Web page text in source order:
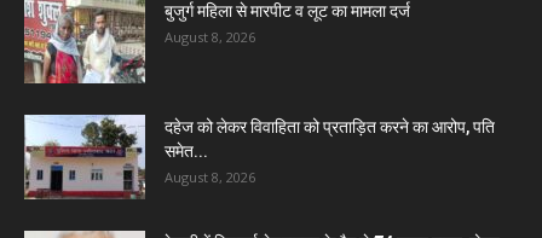
बुजुर्ग महिला से मारपीट व लूट का मामला दर्ज
August 8, 2026
दहेज को लेकर विवाहिता को प्रताड़ित करने का आरोप, पति
समेत...
August 8, 2026